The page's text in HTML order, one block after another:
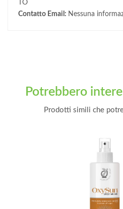
TO
Contatto Email: Nessuna
Potrebbero
Prodotti simili che